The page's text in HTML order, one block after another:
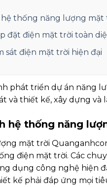
hệ thống năng lượng mặt
đặt điện mặt trời toàn
sát điện mặt trời hiện đại
phát triển dự án năng
và thiết kế, xây dựng và
hệ thống năng
mặt trời
điện mặt trời. Các
dụng công nghệ hiện
kế phải đáp ứng mọi